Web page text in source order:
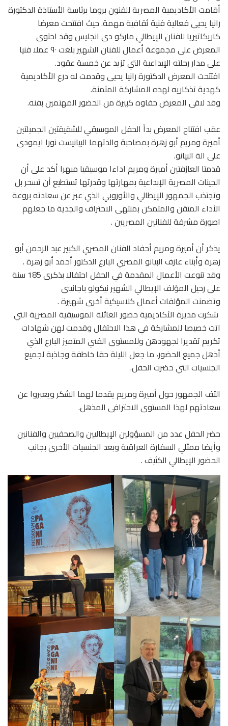
‏أقامت الأكاديمية المصرية للفنون بروما برئاسة الأستاذة الدكتورة
رانيا يحيى فعالية فنية ثقافية مهمة. حيث افتتحت معرضا
كاريكاتيريا ‏للفنان الإيطالي ماركو دى انجليس وقد احتوى
المعرض على مجموعة أعمال للفنان الشهير بلغت ٩٠ عملا فنيا
على مدار رحلته الإبداعية التي تزيد عن خمسة عقود.
افتتحت المعرض الدكتورة رانيا يحيى وقدمت له درع الأكاديمية
كهدية تذكاريه لهذه المشاركة المثمنة.
‏وقد لاقى المعرض حفاوه كبيرة من الحضور المهتمين بفنه.
عقب افتتاح المعرض بدأ الحفل الموسيقي للشقيقتين الجميلتين
أميرة ومريم أبو زهرة بمصاحبة والدتهما البيانيست نورا ايمودى
على الة البيانو.
‏قدمتا العازفتين أميرة ومريم اداءا موسيقيا مبهرا أكد على أن
الجينات المصرية الإبداعية بمهارتها وقدرتها تستطيع أن تسحر بل
وتجتذب الجمهور الإيطالي والأوروبي الذي عبر عن سعادته بروعة
الأداء المتقن والمتمكن بمنتهى الاحتراف والجدية ما جعلهم
اصورة مشرفة للفنانين المصريين .
يذكر أن أميرة ومريم أحفاد الفنان المصري الكبير عبد الرحمن أبو
زهرة وأبناء عازف البيانو المصري البارع الدكتور أحمد أبو زهرة .
‏وقد تنوعت الأعمال المقدمة في الحفل احتفالا بذكرى 185 سنة
على رحيل المؤلف الإيطالي الشهير نيكولو باجانينى
‏وتضمنت المؤلفات أعمال كلاسيكية أخرى شهيرة .
‏ شكرت مديرة الأكاديمية حضور العائلة الموسيقية المصرية التي
اتت خصيصا للمشاركة في هذا الاحتفال وقدمت لهن شهادات
تكريم تقديرا لجهودهن ‏وللمستوى الفني المتميز البارع الذي
أذهل جميع الحضور، ما جعل الليلة حقا خاطفة وجاذبة لجميع
الجنسيات التي حضرت الحفل.
التف الجمهور حول أميرة ومريم يقدما لهما الشكر ويعبروا عن
سعادتهم لهذا المستوى الاحترافى المذهل.
حضر الحفل عدد من المسؤولين الإيطاليين والصحفيين والفنانين
وأيضا ممثلي السفارة العراقية وبعد الجنسيات الأخرى بجانب
الحضور الإيطالي الكثيف .